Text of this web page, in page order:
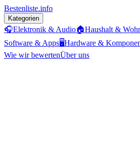
Bestenliste.info
Kategorien
🎧Elektronik & Audio🏠Haushalt &
Software & Apps🖥️Hardware &
Wie wir bewertenÜber uns